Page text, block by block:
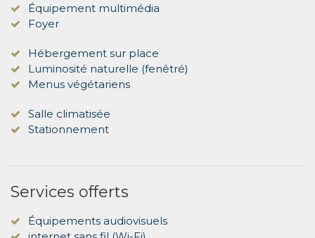
Équipement multimédia
Foyer
Hébergement sur place
Luminosité naturelle (fenêtré)
Menus végétariens
Salle climatisée
Stationnement
Services offerts
Équipements audiovisuels